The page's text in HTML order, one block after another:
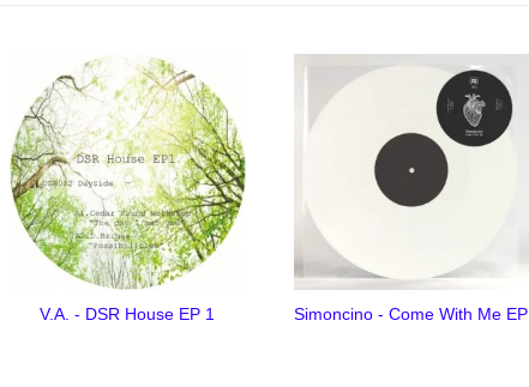
V.A. - DSR House EP 1 Simoncino - Come With Me EP